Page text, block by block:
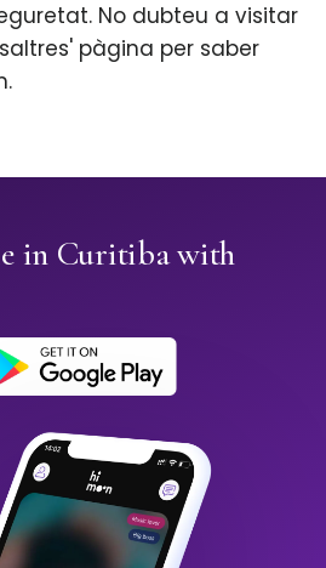
No dubteu a visitar
pàgina per saber
in Curitiba with